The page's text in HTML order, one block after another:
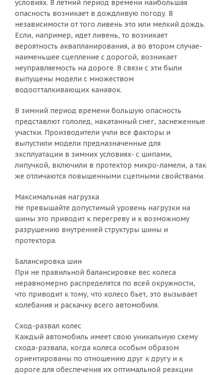
условиях. В летний период времени наибольшая
опасность возникает в дождливую погоду. В
независимости от того ливень это или мелкий дождь.
Если, например, идет ливень, то возникает
вероятность аквапланирования, а во втором случае-
наименьшее сцепление с дорогой, возникает
неуправляемость на дороге. В связи с эти были
выпущены модели с множеством
водоотталкивающих канавок.
В зимний период времени большую опасность
представлют гололед, накатанный снег, заснеженные
участки. Производители учли все факторы и
выпустили модели предназначенные для
эксплуатации в зимних условиях- с шипами,
липучкой, включили в протектор микро-ламели, а так
же отличаются повышенными сцепными свойствами.
Максимальная нагрузка
Не превышайте допустимый уровень нагрузки на
шины это приводит к перегреву и к возможному
разрушению внутренней структуры шины и
протектора.
Балансировка шин
При не правильной балансировке вес колеса
неравномерно распределятся по всей окружности,
что приводит к тому, что колесо бьет, это вызывает
колебания и раскачку всего автомобиля.
Сход-развал колес
Каждый автомобиль имеет свою уникальную схему
схода-развала, когда колеса особым образом
ориентированы по отношению друг к другу и к
дороге для обеспечения их оптимальной реакции